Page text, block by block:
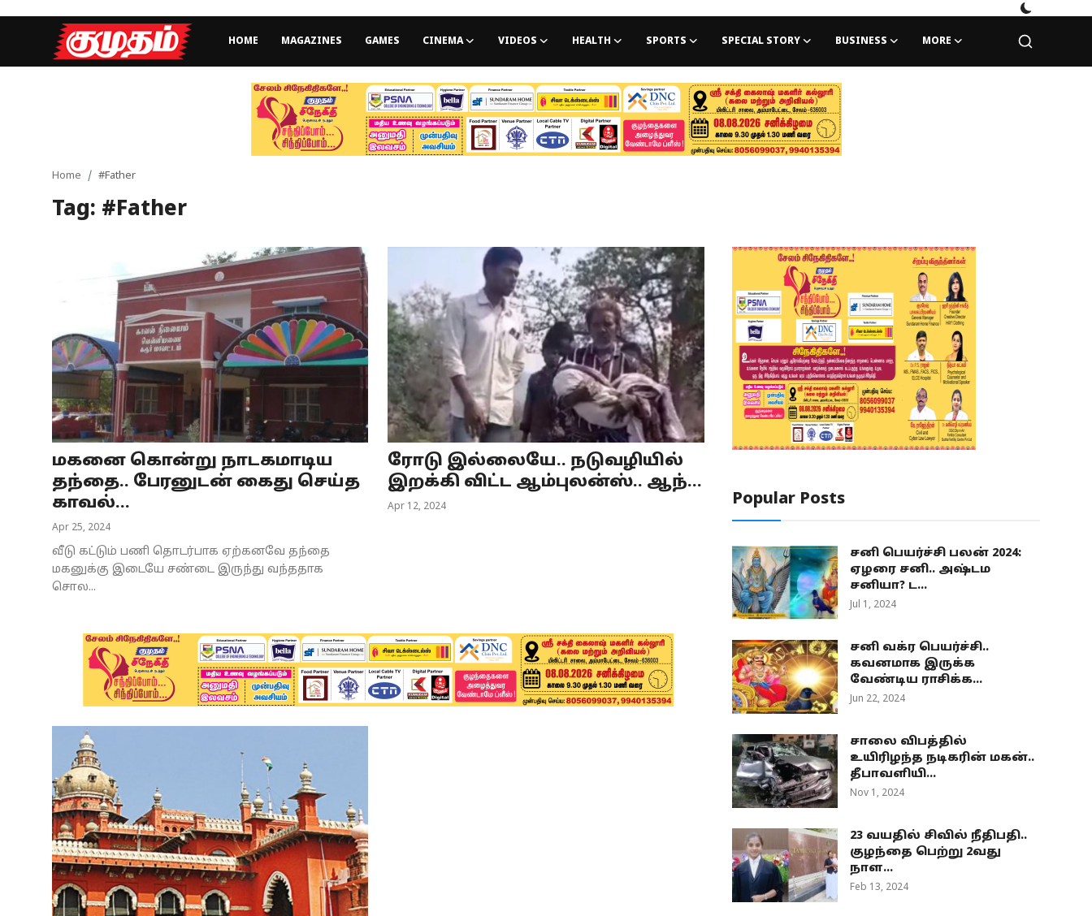
HOME MAGAZINES GAMES CINEMA VIDEOS HEALTH SPORTS SPECIAL STORY BUSINESS MORE
Games
Special Story
Business
Tamilnadu
National
Astrology
Home #Father
Tag: #Father
மகனை கொன்று நாடகமாடிய
தந்தை.. பேரனுடன் கைது செய்த
காவல்...
Apr 25, 2024
வீடு கட்டும் பணி தொடர்பாக ஏற்கனவே தந்தை
மகனுக்கு இடையே சண்டை இருந்து வந்ததாக
சொல...
ரோடு இல்லையே.. நடுவழியில்
இறக்கி விட்ட ஆம்புலன்ஸ்.. ஆந்...
Apr 12, 2024 Popular Posts
சனி பெயர்ச்சி பலன் 2024:
ஏழரை சனி.. அஷ்டம
சனியா? ட...
Jul 1, 2024
சனி வக்ர பெயர்ச்சி..
கவனமாக இருக்க
வேண்டிய ராசிக்க...
Jun 22, 2024
சாலை விபத்தில்
உயிரிழந்த நடிகரின் மகன்..
தீபாவளியி...
Nov 1, 2024
23 வயதில் சிவில் நீதிபதி..
குழந்தை பெற்று 2வது
நாள...
Feb 13, 2024